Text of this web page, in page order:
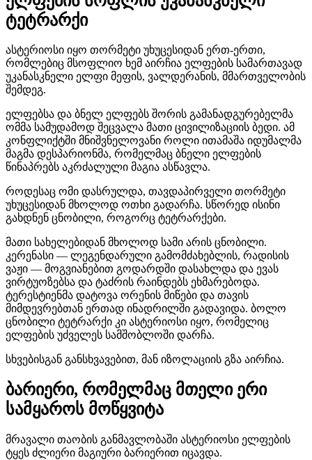
ტეტრარქი
ასტერიოსი იყო თორმეტი უხუცესიდან ერთ-ერთი,
რომლებიც მსოფლიო ხემ აირჩია ელფების სამართავად
უკანასკნელი ელფი მეფის, ვალდერანის, მმართველობის
შემდეგ.
ელფებსა და ბნელ ელფებს შორის გამანადგურებელმა
ომმა სამუდამოდ შეცვალა მათი ცივილიზაციის ბედი. ამ
კონფლიქტში მნიშვნელოვანი როლი ითამაშა იდუმალმა
მაგმა დესპარიონმა, რომელმაც ბნელი ელფების
წინაპრებს აკრძალული მაგია ასწავლა.
როდესაც ომი დასრულდა, თავდაპირველი თორმეტი
უხუცესიდან მხოლოდ ოთხი გადარჩა. სწორედ ისინი
გახდნენ ცნობილი, როგორც ტეტრარქები.
მათი სახელებიდან მხოლოდ სამი არის ცნობილი.
კერენასი — ლეგენდარული გამომძახებლის, რადისის
ვაჟი — მოგვიანებით გოდარდში დასახლდა და ევას
ვირტუოზებსა და ტაძრის რაინდებს ეხმარებოდა.
ტერესტიენმა დატოვა ორენის მიწები და თავის
მიმდევრებთან ერთად ინადრილში გადავიდა. ბოლო
ცნობილი ტეტრარქი კი ასტერიოსი იყო, რომელიც
ელფების უძველეს სამშობლოში დარჩა.
სხვებისგან განსხვავებით, მან იზოლაციის გზა აირჩია.
ბარიერი, რომელმაც მთელი ერი
სამყაროს მოწყვიტა
მრავალი თაობის განმავლობაში ასტერიოსი ელფების
ტყეს ძლიერი მაგიური ბარიერით იცავდა.